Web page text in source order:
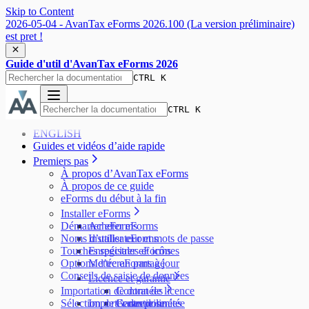
Skip to Content
2026-05-04 - AvanTax eForms 2026.100 (La version préliminaire)
est pret !
Guide d'util d'AvanTax eForms 2026
CTRL K
CTRL K
ENGLISH
Guides et vidéos d’aide rapide
Premiers pas
À propos d’AvanTax eForms
À propos de ce guide
eForms du début à la fin
Installer eForms
Acheter eForms
Installer eForms
Enregistrer eForms
Mettre eForms à jour
Licence et garantie
Contrat de licence
Garantie limitée
Démarrer eForms
Noms d’utilisateur et mots de passe
Touches spéciales et icônes
Options d’écran partagé
Conseils de saisie de données
Importation de données
Importer des données
Sélection de l’entreprise